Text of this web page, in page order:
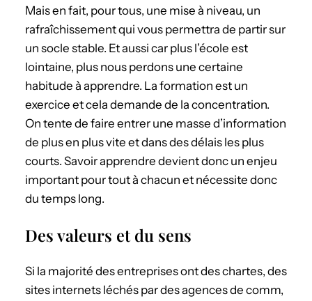
Mais en fait, pour tous, une mise à niveau, un
rafraîchissement qui vous permettra de partir sur
un socle stable. Et aussi car plus l’école est
lointaine, plus nous perdons une certaine
habitude à apprendre. La formation est un
exercice et cela demande de la concentration.
On tente de faire entrer une masse d’information
de plus en plus vite et dans des délais les plus
courts. Savoir apprendre devient donc un enjeu
important pour tout à chacun et nécessite donc
du temps long.
Des valeurs et du sens
Si la majorité des entreprises ont des chartes, des
sites internets léchés par des agences de comm,